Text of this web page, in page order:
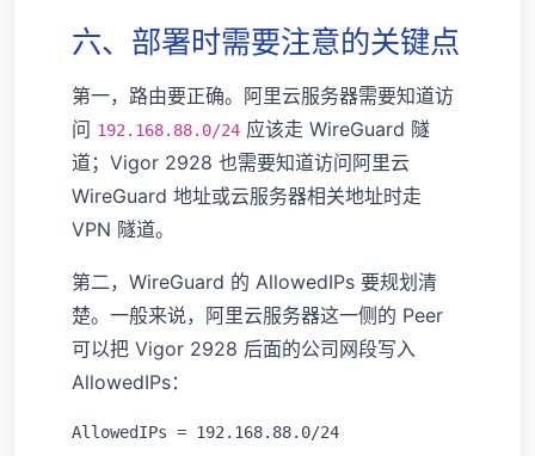
六、部署时需要注意的关键点
第一，路由要正确。阿里云服务器需要知道访
问 192.168.88.0/24 应该走 WireGuard 隧
道；Vigor 2928 也需要知道访问阿里云
WireGuard 地址或云服务器相关地址时走
VPN 隧道。
第二，WireGuard 的 AllowedIPs 要规划清
楚。一般来说，阿里云服务器这一侧的 Peer
可以把 Vigor 2928 后面的公司网段写入
AllowedIPs：